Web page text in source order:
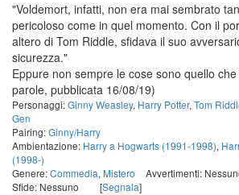
"Voldemort, infatti, non era mai sembrato
pericoloso come in quel momento. Con il
altero di Tom Riddle, sfidava il suo
sicurezza."
Eppure non sempre le cose sono quello
parole, pubblicata 16/08/19)
Personaggi:Ginny Weasley, Harry Potter, Tom
Gen
Pairing:Ginny/Harry
Ambientazione: Harry a Hogwarts (1991-1998),
(1998-)
Genere:Commedia, Mistero Avvertimenti:
Sfide: Nessuno
[Segnala]